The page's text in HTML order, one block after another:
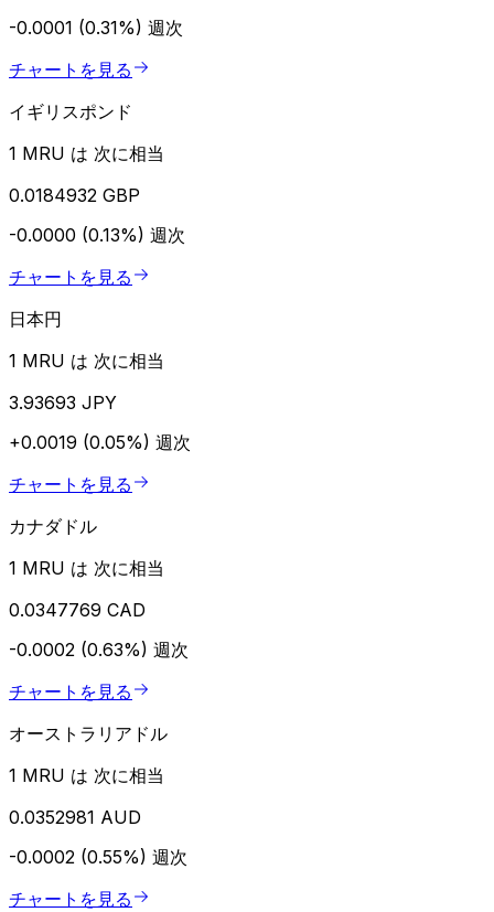
-0.0001 (0.31%) 週次
チャートを見る
イギリスポンド
1 MRU は 次に相当
0.0184932 GBP
-0.0000 (0.13%) 週次
チャートを見る
日本円
1 MRU は 次に相当
3.93693 JPY
+0.0019 (0.05%) 週次
チャートを見る
カナダドル
1 MRU は 次に相当
0.0347769 CAD
-0.0002 (0.63%) 週次
チャートを見る
オーストラリアドル
1 MRU は 次に相当
0.0352981 AUD
-0.0002 (0.55%) 週次
チャートを見る